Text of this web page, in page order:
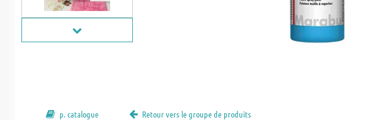
p. catalogue Retour vers le groupe de produits